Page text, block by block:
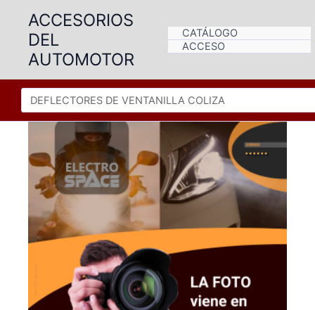
contenido
ACCESORIOS
DEL
AUTOMOTOR
CATÁLOGO
ACCESO